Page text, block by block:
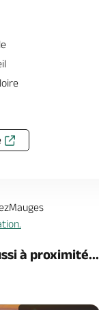
à proximité...